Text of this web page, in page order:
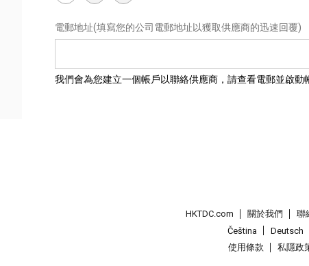
電郵地址(填寫您的公司電郵地址以獲取供應商的迅速回覆)
我們會為您建立一個帳戶以聯絡供應商，請查看電郵並啟動
HKTDC.com 關於我們 聯
Čeština
Deutsch
使用條款
私隱政